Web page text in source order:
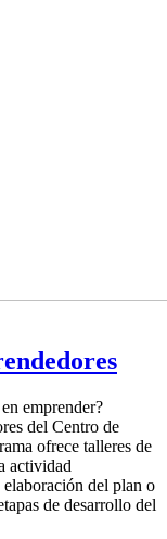
emprender?
del Centro de
ofrece talleres de
actividad
elaboración del plan o
de desarrollo del